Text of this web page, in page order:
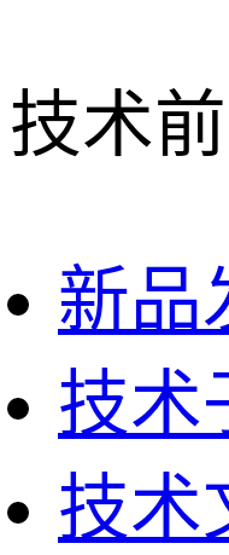
技术
新品
技术
技术